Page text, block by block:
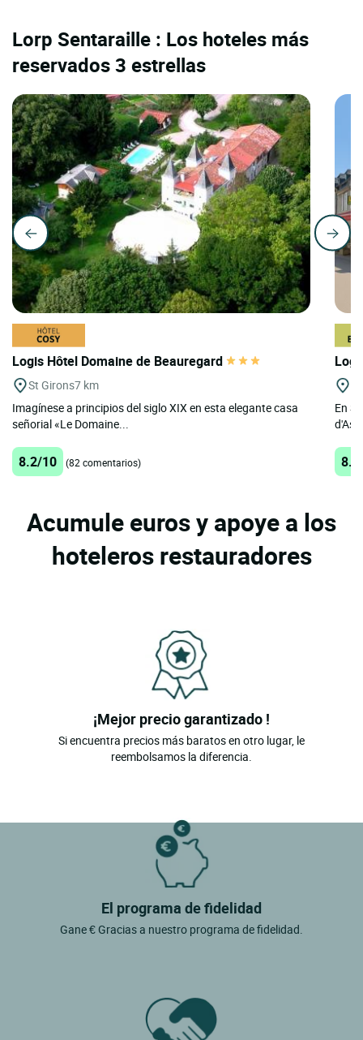
Lorp Sentaraille : Los hoteles más
reservados 3 estrellas
Logis Hôtel Domaine de Beauregard
St Girons7 km
Imagínese a principios del siglo XIX en esta elegante casa
señorial «Le Domaine...
8.2/10 (82 comentarios)
En
Acumule euros y apoye a los
hoteleros restauradores
¡Mejor precio garantizado !
Si encuentra precios más baratos en otro lugar, le
reembolsamos la diferencia.
El programa de fidelidad
Gane € Gracias a nuestro programa de fidelidad.